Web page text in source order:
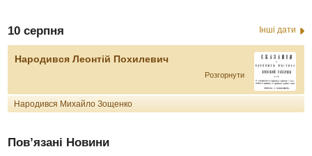
10 серпня Інші дати
Народився Леонтій Похилевич
Розгорнути
Народився Михайло Зощенко
Пов’язані Новини